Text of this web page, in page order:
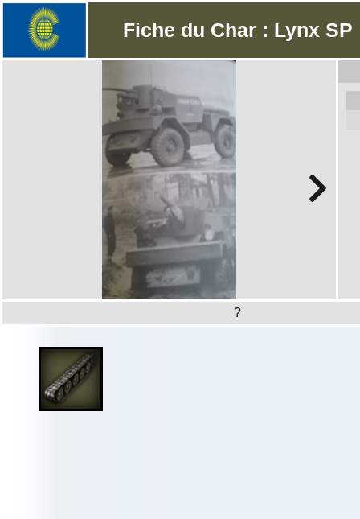
Fiche du Char : Lynx SP
?